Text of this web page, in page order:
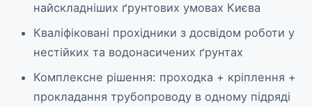
найскладніших ґрунтових умовах Києва
Кваліфіковані прохідники з досвідом роботи у
нестійких та водонасичених ґрунтах
Комплексне рішення: проходка + кріплення +
прокладання трубопроводу в одному підряді